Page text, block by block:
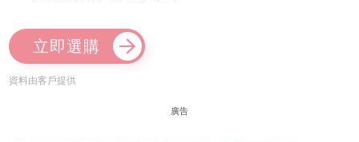
立即選購
資料由客戶提供
廣告